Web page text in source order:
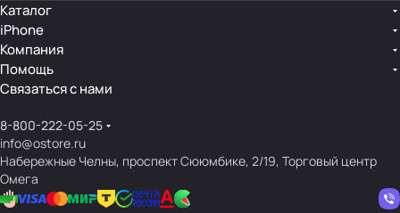
Каталог
iPhone
Компания
Помощь
Связаться с нами
8-800-222-05-25
info@ostore.ru
Набережные Челны, проспект Сююмбике, 2/19, Торговый центр
Омега